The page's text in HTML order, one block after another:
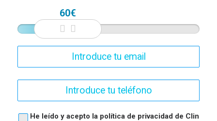
60€
He leído y acepto la política de privacidad de Clin